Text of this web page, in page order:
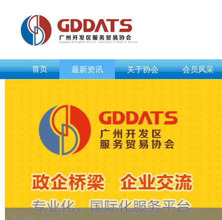
首页 最新资讯 关于协会 会员风采
祝贺网站上线运营